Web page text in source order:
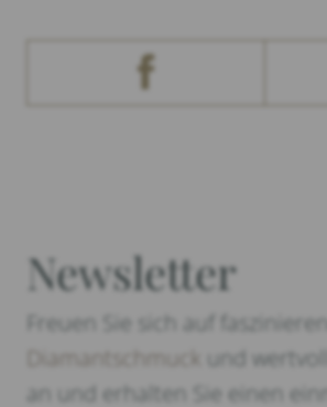
Newsletter
Freuen Sie sich auf
Diamantschmuck
und
an und erhalten Sie einen